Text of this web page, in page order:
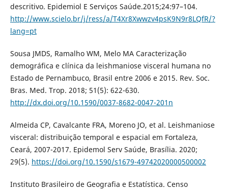
descritivo. Epidemiol E Serviços Saúde.2015;24:97–104.
http://www.scielo.br/j/ress/a/T4Xr8Xwwzv4psK9N9r8LQfR/?
lang=pt
Sousa JMDS, Ramalho WM, Melo MA Caracterização
demográfica e clínica da leishmaniose visceral humana no
Estado de Pernambuco, Brasil entre 2006 e 2015. Rev. Soc.
Bras. Med. Trop. 2018; 51(5): 622-630.
http://dx.doi.org/10.1590/0037-8682-0047-201n
Almeida CP, Cavalcante FRA, Moreno JO, et al. Leishmaniose
visceral: distribuição temporal e espacial em Fortaleza,
Ceará, 2007-2017. Epidemol Serv Saúde, Brasília. 2020;
29(5). https://doi.org/10.1590/s1679-49742020000500002
Instituto Brasileiro de Geografia e Estatística. Censo